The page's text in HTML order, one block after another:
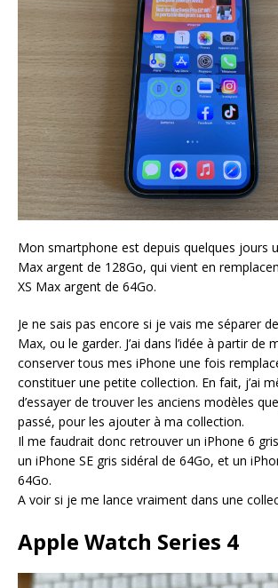
Mon smartphone est depuis quelques jours
Max argent de 128Go, qui vient en
XS Max argent de 64Go.
Je ne sais pas encore si je vais me séparer
Max, ou le garder. J’ai dans l’idée à partir de
conserver tous mes iPhone une fois
constituer une petite collection. En fait, j’ai
d’essayer de trouver les anciens modèles
passé, pour les ajouter à ma collection.
Il me faudrait donc retrouver un iPhone 6
un iPhone SE gris sidéral de 64Go, et un
64Go.
A voir si je me lance vraiment dans une
Apple Watch Series 4